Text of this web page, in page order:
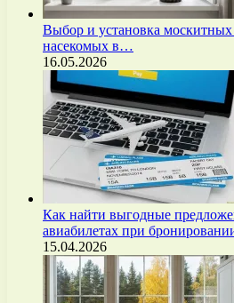
Выбор и установка москитных
насекомых в…
16.05.2026
Как найти выгодные
авиабилетах при
15.04.2026